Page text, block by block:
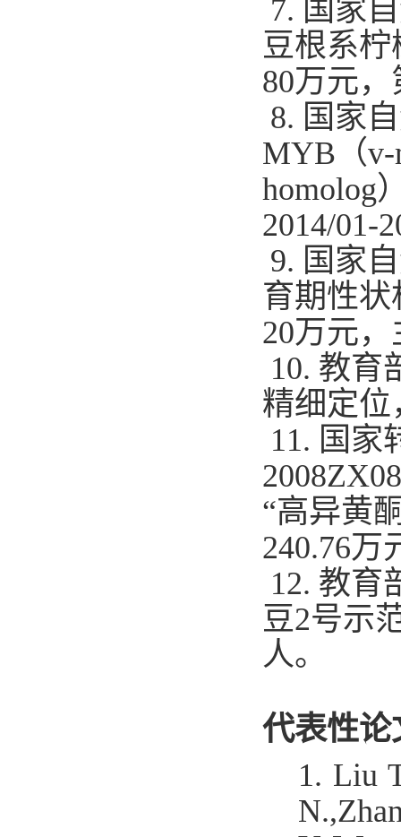
7. 国家
豆根系
80万元
8. 国家
MYB （v-
homolog
2014/01-
9. 国家
育期性
20万元，
10. 教育
精细定位
11. 国家
“高异黄
240.76万
12. 教育
豆2号示
人。
代表性论
1. Liu